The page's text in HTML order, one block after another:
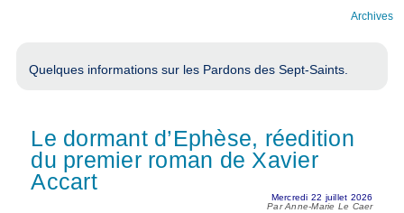
Archives
Quelques informations sur les Pardons des Sept-Saints.
Le dormant d’Ephèse, réedition
du premier roman de Xavier
Accart
Mercredi 22 juillet 2026
Par Anne-Marie Le Caer